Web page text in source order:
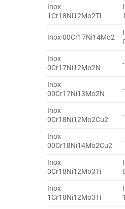
Inox
1Cr18Ni12Mo2Ti
Inox 00Cr17Ni14Mo2
Inox
0Cr17Ni12Mo2N
-
Inox
00Cr17Ni13Mo2N
-
Inox
0Cr18Ni12Mo2Cu2
-
Inox
00Cr18Ni14Mo2Cu2
-
Inox
0Cr18Ni12Mo3Ti
Inox
1Cr18Ni12Mo3Ti